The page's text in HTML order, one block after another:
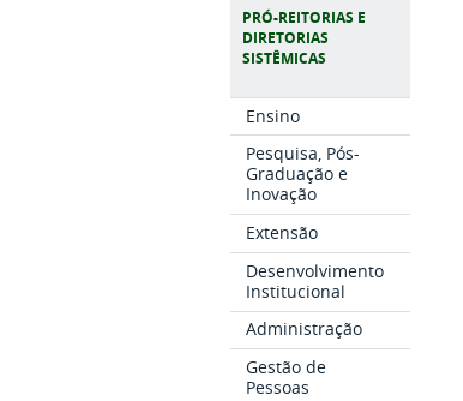
PRÓ-REITORIAS E
DIRETORIAS
SISTÊMICAS
Ensino
Pesquisa, Pós-
Graduação e
Inovação
Extensão
Desenvolvimento
Institucional
Administração
Gestão de
Pessoas